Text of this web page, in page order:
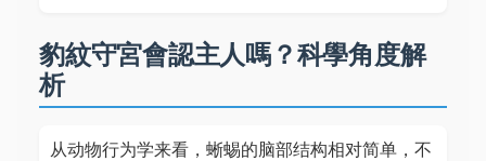
豹紋守宮會認主人嗎？科學角度解
析
从动物行为学来看，蜥蜴的脑部结构相对简单，不